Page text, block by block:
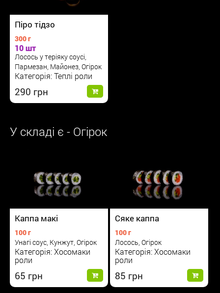
Піро тідзо
300 г
10 шт
Лосось у теріяку соусі,
Пармезан, Майонез, Огірок
Категорія: Теплі роли
290
У складі є - Огірок
Каппа макі
100 г
Унагі соус, Кунжут, Огірок
Категорія: Хосомаки
роли
65
Сяке каппа
100 г
Лосось, Огірок
Категорія: Хосомаки
роли
85